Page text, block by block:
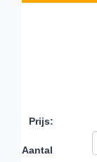
Prijs:
Aantal